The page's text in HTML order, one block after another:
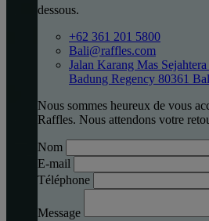
dessous.
+62 361 201 5800
Bali@raffles.com
Jalan Karang Mas
Badung Regency 80361
Nous sommes heureux de vous
Raffles. Nous attendons votre
Nom
E-mail
Téléphone
Message